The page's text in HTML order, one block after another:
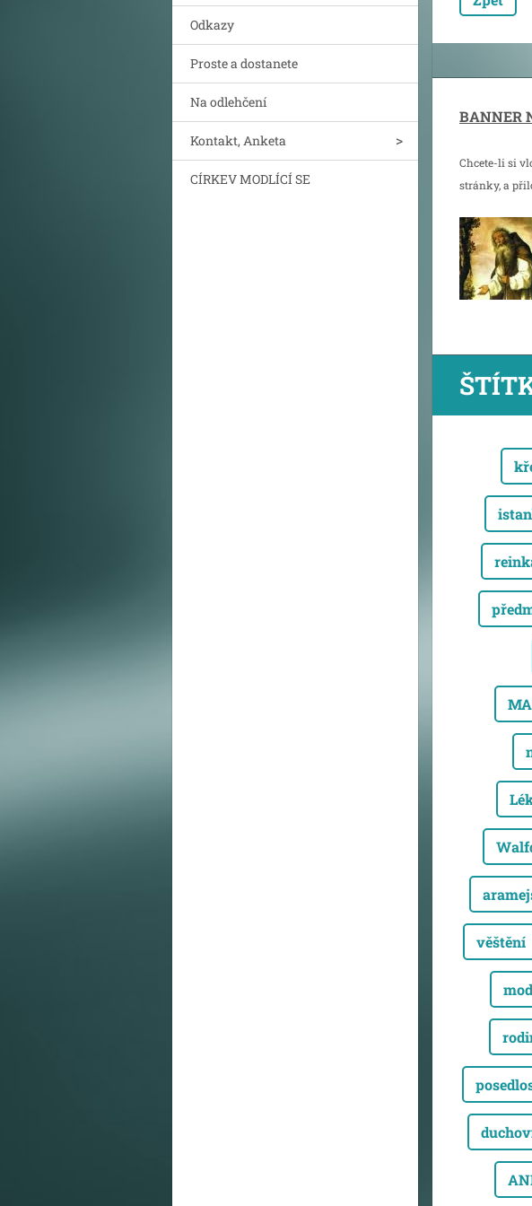
Odkazy
Proste a dostanete
Na odlehčení
Kontakt, Anketa
CÍRKEV MODLÍCÍ SE
BANNER
Chcete-li si
stránky, a
věštění